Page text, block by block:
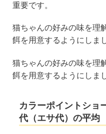
重要です。
猫ちゃんの好みの味を理
餌を用意するようにしま
猫ちゃんの好みの味を理
餌を用意するようにしま
カラーポイントショ
代（エサ代）の平均